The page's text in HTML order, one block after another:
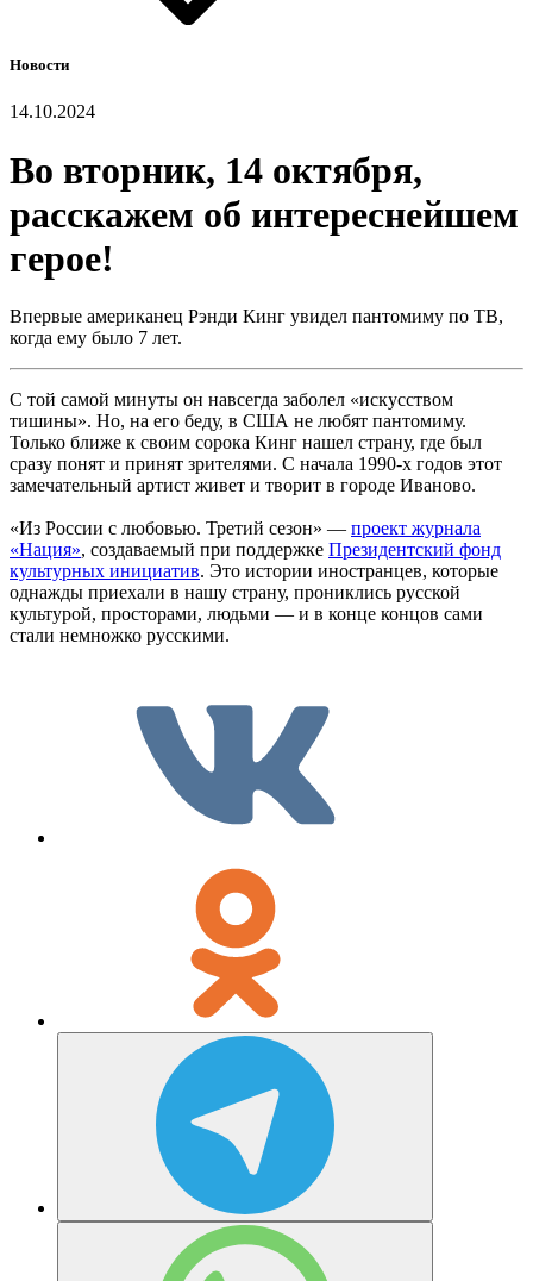
Новости
14.10.2024
Во вторник, 14 октября,
расскажем об интереснейшем
герое!
Впервые американец Рэнди Кинг увидел пантомиму по ТВ,
когда ему было 7 лет.
С той самой минуты он навсегда заболел «искусством
тишины». Но, на его беду, в США не любят пантомиму.
Только ближе к своим сорока Кинг нашел страну, где был
сразу понят и принят зрителями. С начала 1990-х годов этот
замечательный артист живет и творит в городе Иваново.
«Из России с любовью. Третий сезон» — проект журнала
«Нация», создаваемый при поддержке Президентский фонд
культурных инициатив. Это истории иностранцев, которые
однажды приехали в нашу страну, прониклись русской
культурой, просторами, людьми — и в конце концов сами
стали немножко русскими.